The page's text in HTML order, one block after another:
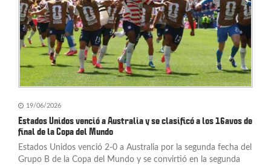
19/06/2026
Estados Unidos venció a Australia y se clasificó a los 16avos de
final de la Copa del Mundo
Estados Unidos venció 2-0 a Australia por la segunda fecha del
Grupo B de la Copa del Mundo y se convirtió en la segunda